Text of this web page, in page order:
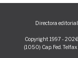
Directora
Copyright 1997 -
(1050) Cap. Fed.